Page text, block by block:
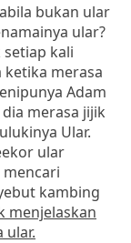
bukan ular
ular?
kali
ketika merasa
Adam
merasa jijik
Ular.
ular
kambing
menjelaskan
ular.